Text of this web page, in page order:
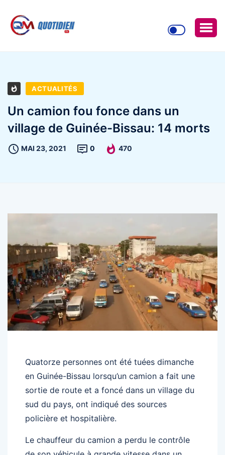
ACTUALITÉS
Un camion fou fonce dans un
village de Guinée-Bissau: 14 morts
MAI 23, 2021 0 470
Quatorze personnes ont été tuées dimanche
en Guinée-Bissau lorsqu’un camion a fait une
sortie de route et a foncé dans un village du
sud du pays, ont indiqué des sources
policière et hospitalière.
Le chauffeur du camion a perdu le contrôle